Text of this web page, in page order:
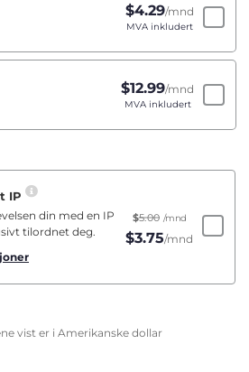
$4.29/mnd
MVA inkludert
$12.99/mnd
MVA inkludert
IP
din med en IP
tilordnet deg.
$5.00 /mnd
$3.75/mnd
vist er i Amerikanske dollar